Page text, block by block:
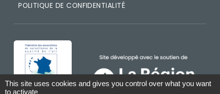
POLITIQUE DE CONFIDENTIALITÉ
IMAGE
This site uses cookies and gives you control over what you want
to activate